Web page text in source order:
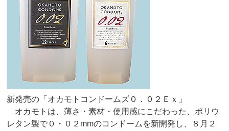
新発売の「オカモトコンドームズ０．０２Ｅｘ」
オカモトは、薄さ・素材・使用感にこだわった、ポリウ
レタン製で０・０２mmのコンドームを新開発し、８月２